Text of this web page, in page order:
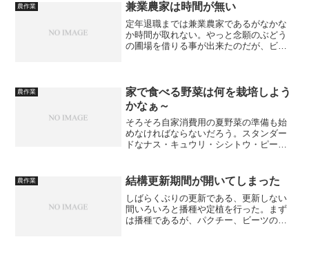
農作業 兼業農家は時間が無い
定年退職までは兼業農家であるがなかな
か時間が取れない。やっと念願のぶどう
の圃場を借りる事が出来たのだが、ビニ
ったので作業が出来なかっ...
農作業
家で食べる野菜は何を栽培しよう
かなぁ～
そろそろ自家消費用の夏野菜の準備も始
めなければならないだろう。スタンダー
ドなナス・キュウリ・シシトウ・ピーマ
ゲンも栽培したい所である。これだけの
野菜を栽培するには家の裏...
農作業 結構更新期間が開いてしまった
しばらくぶりの更新である、更新しない
間いろいろと播種や定植を行った。まず
は播種であるが、パクチー、ビーツの播